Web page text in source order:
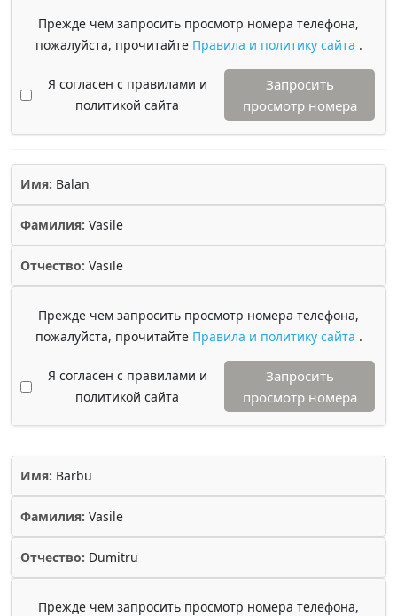
Прежде чем запросить просмотр номера телефона,
пожалуйста, прочитайте Правила и политику сайта .
Я согласен с правилами и
политикой сайта
Запросить
просмотр номера
Имя: Balan
Фамилия: Vasile
Отчество: Vasile
Прежде чем запросить просмотр номера телефона,
пожалуйста, прочитайте Правила и политику сайта .
Я согласен с правилами и
политикой сайта
Запросить
просмотр номера
Имя: Barbu
Фамилия: Vasile
Отчество: Dumitru
Прежде чем запросить просмотр номера телефона,